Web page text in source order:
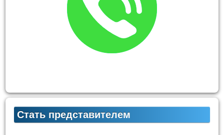
Стать представителем